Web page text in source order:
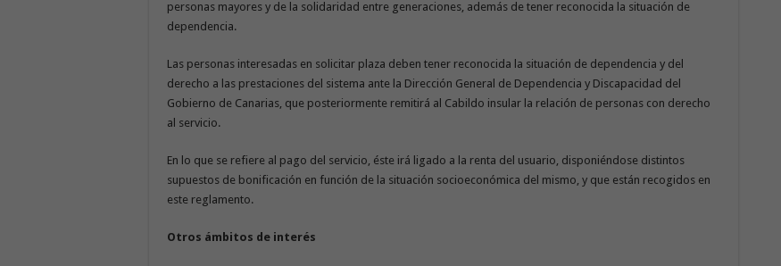
personas mayores y de la solidaridad entre generaciones, además de tener reconocida la situación de
dependencia.
Las personas interesadas en solicitar plaza deben tener reconocida la situación de dependencia y del
derecho a las prestaciones del sistema ante la Dirección General de Dependencia y Discapacidad del
Gobierno de Canarias, que posteriormente remitirá al Cabildo insular la relación de personas con derecho
al servicio.
En lo que se refiere al pago del servicio, éste irá ligado a la renta del usuario, disponiéndose distintos
supuestos de bonificación en función de la situación socioeconómica del mismo, y que están recogidos en
este reglamento.
Otros ámbitos de interés